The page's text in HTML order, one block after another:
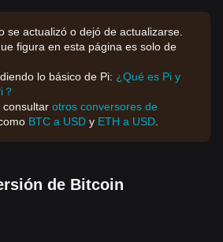
se actualizó o dejó de actualizarse.
figura en esta página es solo de
lo básico de Pi: ¿Qué es Pi y
consultar otros conversores de
como BTC a USD y ETH a USD
de Bitcoin